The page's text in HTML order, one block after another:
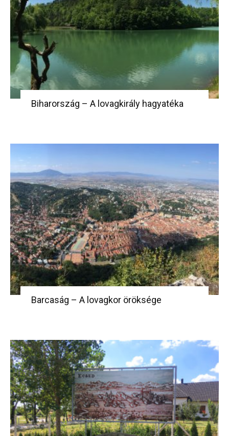
Biharország – A lovagkirály hagyatéka
Barcaság – A lovagkor öröksége